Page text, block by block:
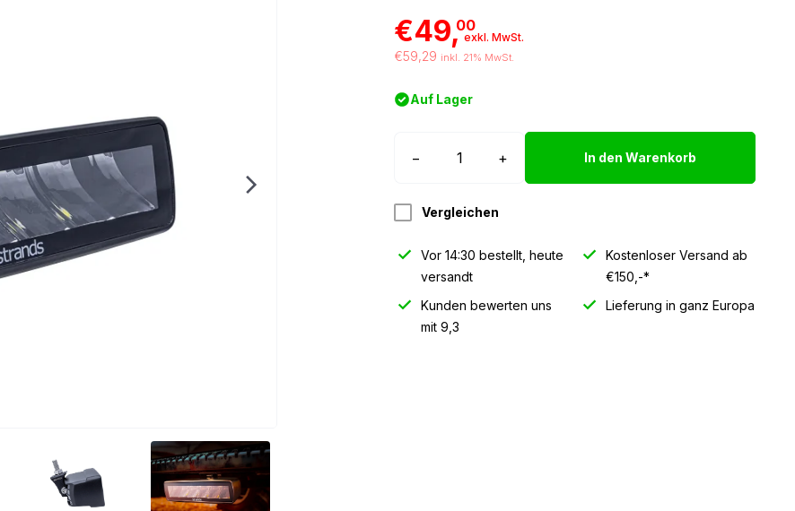
€49,00
exkl. MwSt.
€59,29 inkl. 21% MwSt.
Auf Lager
−
LED
+ In den Warenkorb
Vergleichen
Vor 14:30 bestellt, heute
versandt
Kostenloser Versand ab
€150,-*
Kunden bewerten uns
mit 9,3
Lieferung in ganz Europa